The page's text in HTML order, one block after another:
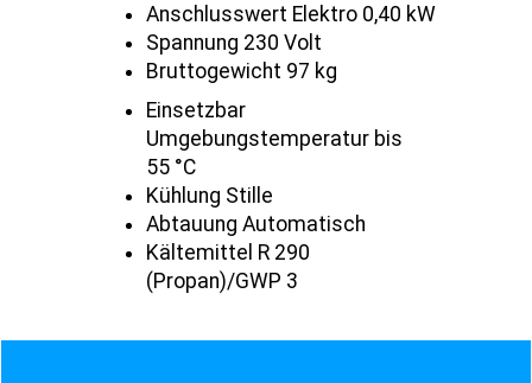
Anschlusswert Elektro 0,40 kW
Spannung 230 Volt
Bruttogewicht 97 kg
Einsetzbar
Umgebungstemperatur bis
55 °C
Kühlung Stille
Abtauung Automatisch
Kältemittel R 290
(Propan)/GWP 3